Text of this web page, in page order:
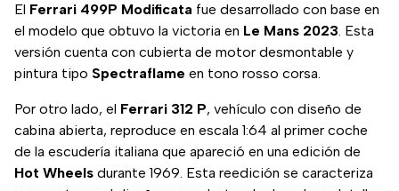
El Ferrari 499P Modificata fue desarrollado con base en
el modelo que obtuvo la victoria en Le Mans 2023. Esta
versión cuenta con cubierta de motor desmontable y
pintura tipo Spectraflame en tono rosso corsa.
Por otro lado, el Ferrari 312 P, vehículo con diseño de
cabina abierta, reproduce en escala 1:64 al primer coche
de la escudería italiana que apareció en una edición de
Hot Wheels durante 1969. Esta reedición se caracteriza